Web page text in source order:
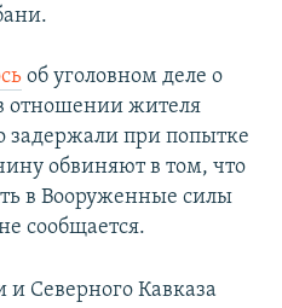
об уголовном деле о
отношении жителя
задержали при попытке
обвиняют в том, что
в Вооруженные силы
сообщается.
и Северного Кавказа